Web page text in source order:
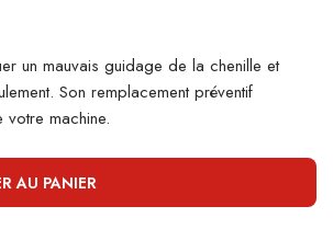
un mauvais guidage de la chenille et
Son remplacement préventif
machine.
AU PANIER